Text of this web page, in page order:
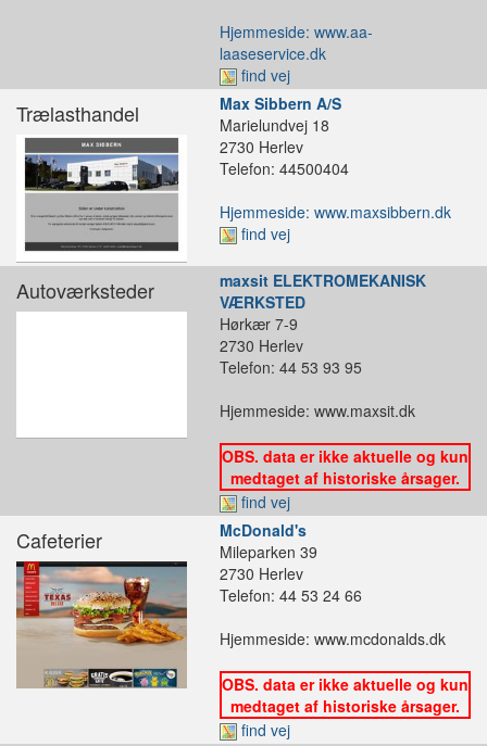
Hjemmeside: www.aa-
laaseservice.dk
find vej
Trælasthandel
Max Sibbern A/S
Marielundvej 18
2730 Herlev
Telefon: 44500404
Hjemmeside: www.maxsibbern.dk
find vej
Autoværksteder
maxsit ELEKTROMEKANISK
VÆRKSTED
Hørkær 7-9
2730 Herlev
Telefon: 44 53 93 95
Hjemmeside: www.maxsit.dk
OBS. data er ikke aktuelle og kun
medtaget af historiske årsager.
find vej
Cafeterier
McDonald's
Mileparken 39
2730 Herlev
Telefon: 44 53 24 66
Hjemmeside: www.mcdonalds.dk
OBS. data er ikke aktuelle og kun
medtaget af historiske årsager.
find vej